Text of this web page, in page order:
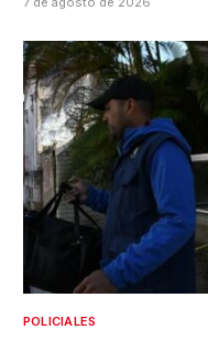
POLICIALES